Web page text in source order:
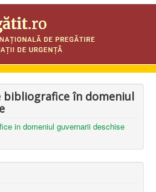
bibliografice în domeniul
in domeniul guvernarii deschise